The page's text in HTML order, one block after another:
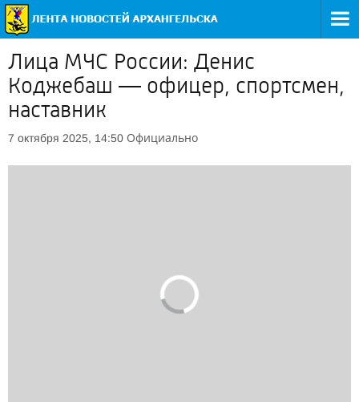
Лица МЧС России: Денис
Коджебаш — офицер, спортсмен,
наставник
7 октября 2025, 14:50 Официально